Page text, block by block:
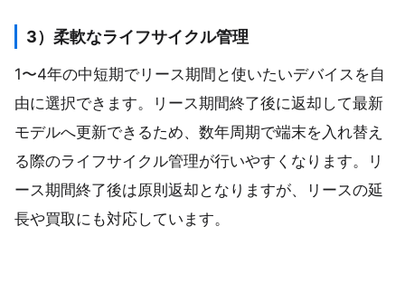
3）柔軟なライフサイクル管理
1〜4年の中短期でリース期間と使いたいデバイスを自
由に選択できます。リース期間終了後に返却して最新
モデルへ更新できるため、数年周期で端末を入れ替え
る際のライフサイクル管理が行いやすくなります。リ
ース期間終了後は原則返却となりますが、リースの延
長や買取にも対応しています。